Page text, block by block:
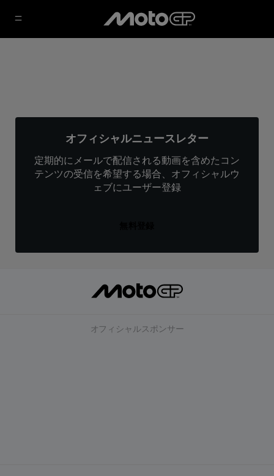
オフィシャルニュースレター
定期的にメールで配信される動画を含めたコン
テンツの受信を希望する場合、オフィシャルウ
ェブにユーザー登録
オフィシャルスポンサー